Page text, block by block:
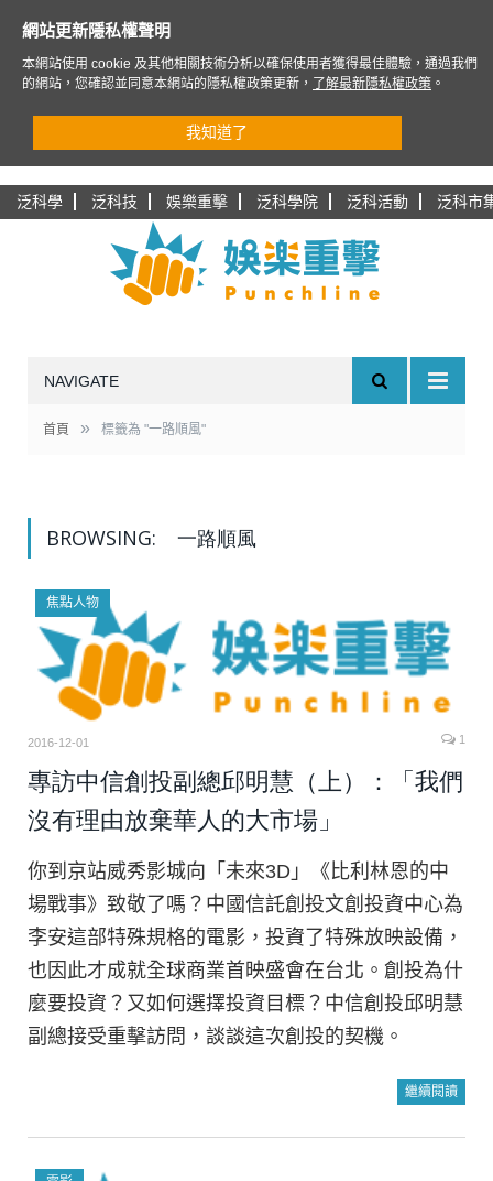
泛科學 泛科技 娛樂重擊 泛科學院 泛科活動 泛科市
NAVIGATE
首頁 » 標籤為 "一路順風"
BROWSING: 一路順風
焦點人物
2016-12-01 1
專訪中信創投副總邱明慧（上）：「我們
沒有理由放棄華人的大市場」
你到京站威秀影城向「未來3D」《比利林恩的中
場戰事》致敬了嗎？中國信託創投文創投資中心為
李安這部特殊規格的電影，投資了特殊放映設備，
也因此才成就全球商業首映盛會在台北。創投為什
麼要投資？又如何選擇投資目標？中信創投邱明慧
副總接受重擊訪問，談談這次創投的契機。
繼續閱讀
網站更新隱私權聲明
本網站使用 cookie 及其他相關技術分析以確保使用者獲得最佳體驗，通過我們
的網站，您確認並同意本網站的隱私權政策更新，
了解最新隱私權政策 。
我知道了